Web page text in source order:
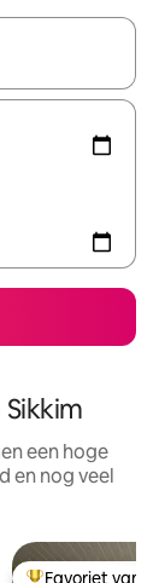
je een keuze
een hoge
en nog veel
Favoriet van